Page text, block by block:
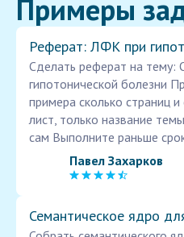
Примеры
Реферат: ЛФК при
Сделать реферат на
гипотонической болезни
примера сколько страниц
лист, только название
сам Выполните раньше
Павел Захарков
Семантическое ядро